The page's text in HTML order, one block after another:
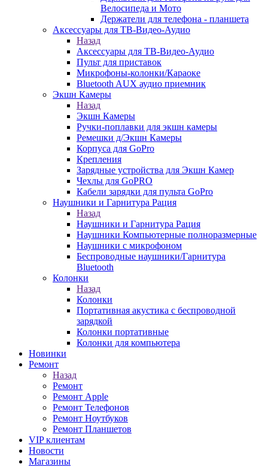
Велосипеда и Мото
Держатели для телефона - планшета
Аксессуары для ТВ-Видео-Аудио
Назад
Аксессуары для ТВ-Видео-Аудио
Пульт для приставок
Микрофоны-колонки/Караоке
Bluetooth AUX аудио приемник
Экшн Камеры
Назад
Экшн Камеры
Ручки-поплавки для экшн камеры
Ремешки д/Экшн Камеры
Корпуса для GoPro
Крепления
Зарядные устройства для Экшн Камер
Чехлы для GoPRO
Кабели зарядки для пульта GoPro
Наушники и Гарнитура Рация
Назад
Наушники и Гарнитура Рация
Наушники Компьютерные полноразмерные
Наушники с микрофоном
Беспроводные наушники/Гарнитура
Bluetooth
Колонки
Назад
Колонки
Портативная акустика с беспроводной
зарядкой
Колонки портативные
Колонки для компьютера
Новинки
Ремонт
Назад
Ремонт
Ремонт Apple
Ремонт Телефонов
Ремонт Ноутбуков
Ремонт Планшетов
VIP клиентам
Новости
Магазины